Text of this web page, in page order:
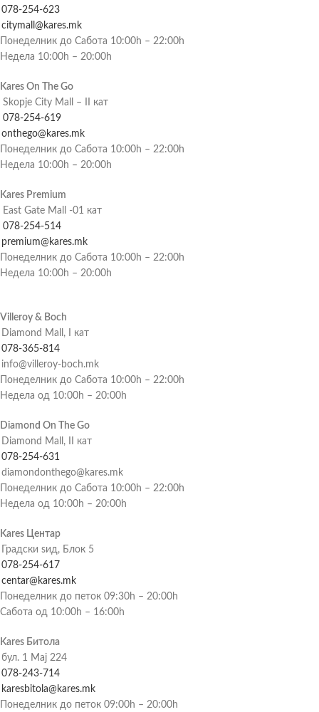
078-254-623
citymall@kares.mk
Понеделник до Сабота 10:00h – 22:00h
Недела 10:00h – 20:00h
Kares On The Go
Skopje City Mall – II кат
078-254-619
onthego@kares.mk
Понеделник до Сабота 10:00h – 22:00h
Недела 10:00h – 20:00h
Kares Premium
East Gate Mall -01 кат
078-254-514
premium@kares.mk
Понеделник до Сабота 10:00h – 22:00h
Недела 10:00h – 20:00h
Villeroy & Boch
Diamond Mall, I кат
078-365-814
info@villeroy-boch.mk
Понеделник до Сабота 10:00h – 22:00h
Недела од 10:00h – 20:00h
Diamond On The Go
Diamond Mall, II кат
078-254-631
diamondonthego@kares.mk
Понеделник до Сабота 10:00h – 22:00h
Недела од 10:00h – 20:00h
Kares Центар
Градски ѕид, Блок 5
078-254-617
centar@kares.mk
Понеделник до петок 09:30h – 20:00h
Сабота од 10:00h – 16:00h
Kares Битола
бул. 1 Мај 224
078-243-714
karesbitola@kares.mk
Понеделник до петок 09:00h – 20:00h